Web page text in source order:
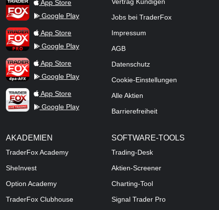
App Store
Google Play
TraderFox ProApp Store
Google Play
TraderFox dpa-AFX ProFeed
App Store
Google Play
TraderFox Live Trading
App Store
Google Play
Vertrag Kündigen
Jobs bei TraderFox
Impressum
AGB
Datenschutz
Cookie-Einstellungen
Alle Aktien
Barrierefreiheit
AKADEMIEN
TraderFox Academy
SheInvest
Option Academy
TraderFox Clubhouse
SOFTWARE-TOOLS
Trading-Desk
Aktien-Screener
Charting-Tool
Signal Trader Pro